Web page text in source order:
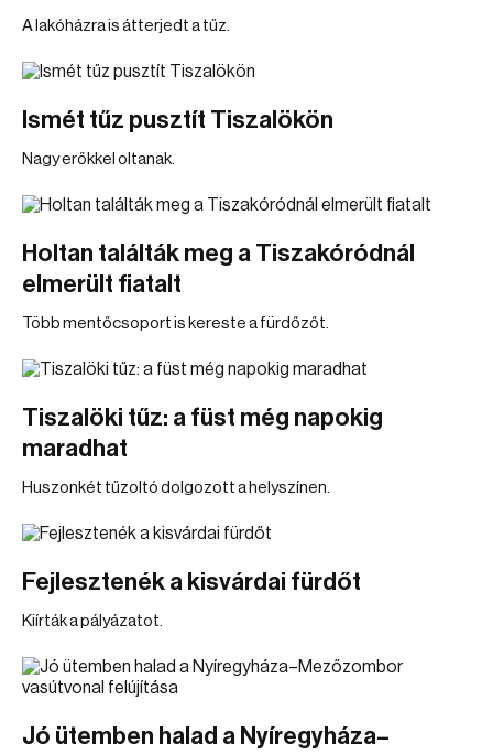
A lakóházra is átterjedt a tűz.
Ismét tűz pusztít Tiszalökön
Nagy erőkkel oltanak.
Holtan találták meg a Tiszakóródnál
elmerült fiatalt
Több mentőcsoport is kereste a fürdőzőt.
Tiszalöki tűz: a füst még napokig
maradhat
Huszonkét tűzoltó dolgozott a helyszínen.
Fejlesztenék a kisvárdai fürdőt
Kiírták a pályázatot.
Jó ütemben halad a Nyíregyháza–